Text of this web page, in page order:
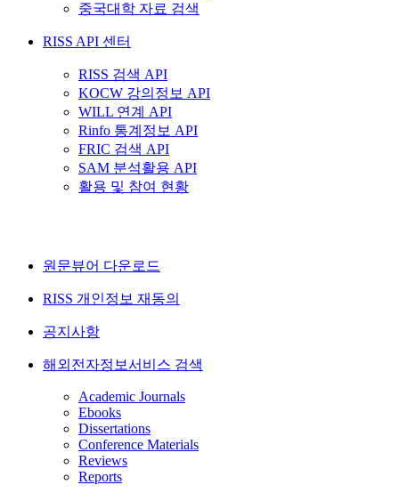
중국대학 자료 검색
RISS API 센터
RISS 검색 API
KOCW 강의정보 API
WILL 연계 API
Rinfo 통계정보 API
FRIC 검색 API
SAM 분석활용 API
활용 및 참여 현황
원문뷰어 다운로드
RISS 개인정보 재동의
공지사항
해외전자정보서비스 검색
Academic Journals
Ebooks
Dissertations
Conference Materials
Reviews
Reports